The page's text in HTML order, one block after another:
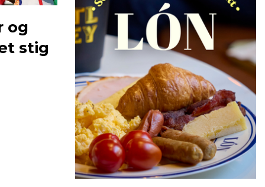
og
stig